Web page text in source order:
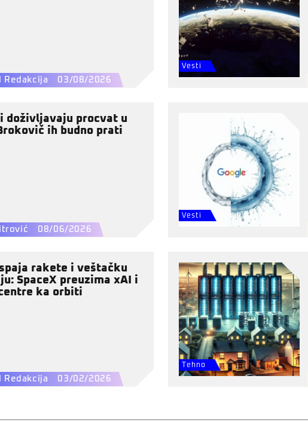
Redakcija 03/08/2026
Vesti
doživljavaju procvat u
ih budno prati
08/06/2026
Vesti
rakete i veštačku
SpaceX preuzima xAI i
ka orbiti
Redakcija 03/02/2026
Tehno